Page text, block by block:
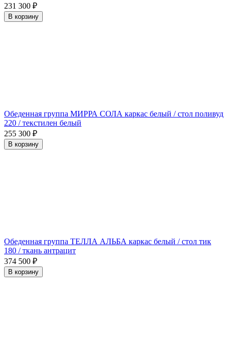
231 300 ₽
В корзину
Обеденная группа МИРРА СОЛА каркас белый / стол поливуд
220 / текстилен белый
255 300 ₽
В корзину
Обеденная группа ТЕЛЛА АЛЬБА каркас белый / стол тик
180 / ткань антрацит
374 500 ₽
В корзину